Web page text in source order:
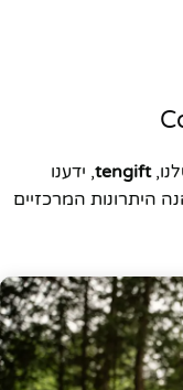
tengift, ידענו
היתרונות המרכזיים